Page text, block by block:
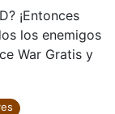
¡Entonces
los enemigos
War Gratis y